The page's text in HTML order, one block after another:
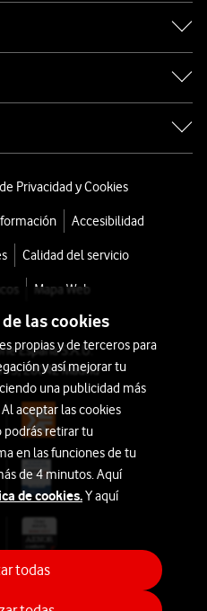
Privacidad y Cookies
Accesibilidad
Calidad del servicio
Mapa Web
España S.A.U.
28042 Madrid
de las cookies
propias y de terceros para
y así mejorar tu
una publicidad más
aceptar las cookies
podrás retirar tu
en las funciones de tu
de 4 minutos. Aquí
de cookies.Y aquí
todas